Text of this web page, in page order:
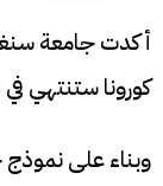
أكدت جامعة
كورونا ستنتهي في
وبناء على